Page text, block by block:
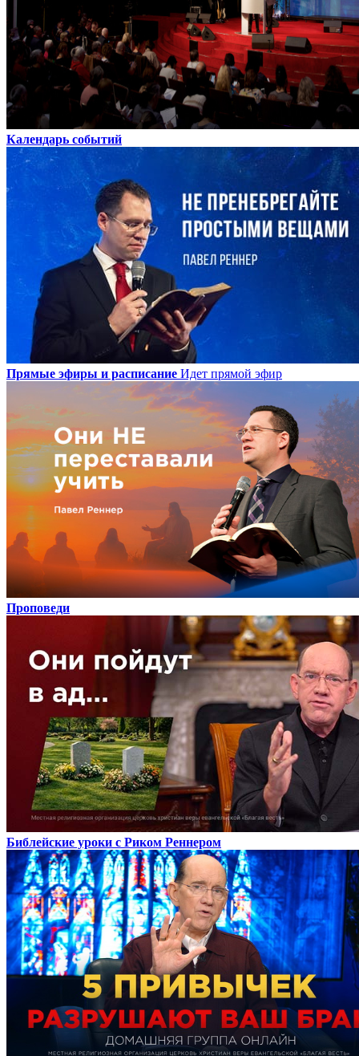
Календарь событий
Прямые эфиры и расписание Идет прямой эфир
Проповеди
Библейские уроки с Риком Реннером